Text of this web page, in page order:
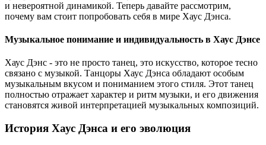
и невероятной динамикой. Теперь давайте рассмотрим,
почему вам стоит попробовать себя в мире Хаус Дэнса.
Музыкальное понимание и индивидуальность в Хаус Дэнсе
Хаус Дэнс - это не просто танец, это искусство, которое тесно
связано с музыкой. Танцоры Хаус Дэнса обладают особым
музыкальным вкусом и пониманием этого стиля. Этот танец
полностью отражает характер и ритм музыки, и его движения
становятся живой интерпретацией музыкальных композиций.
История Хаус Дэнса и его эволюция